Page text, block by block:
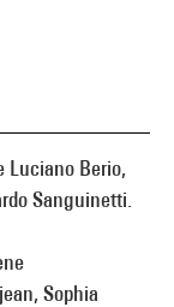
Luciano Berio,
Sanguinetti.
Sophia